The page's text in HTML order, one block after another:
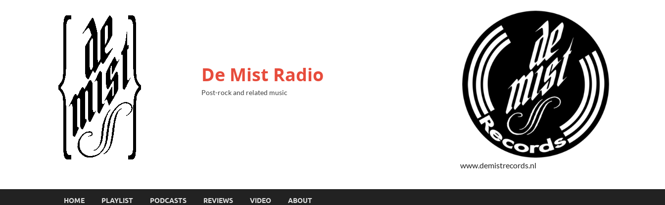
De Mist Radio
Post-rock and related music
www.demistrecords.nl
HOME PLAYLIST PODCASTS REVIEWS VIDEO ABOUT